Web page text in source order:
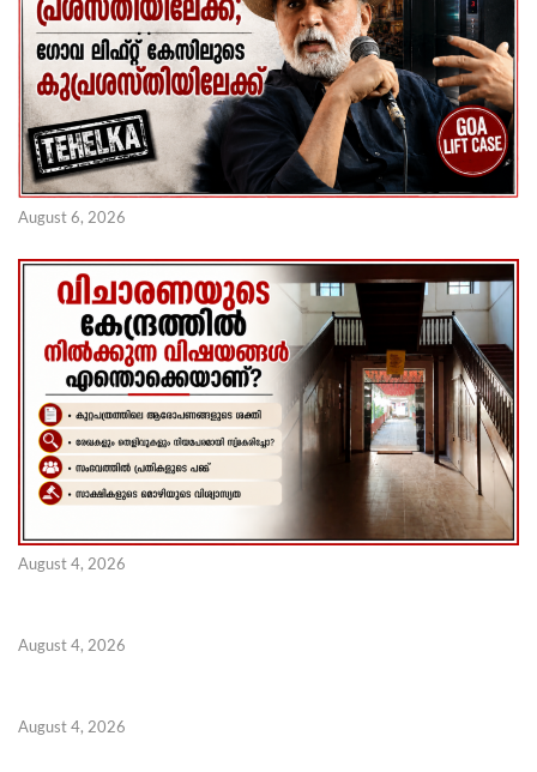
August 6, 2026
August 4, 2026
August 4, 2026
August 4, 2026